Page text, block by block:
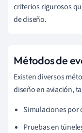
criterios rigurosos
de diseño.
Métodos de
Existen diversos
diseño en aviación,
Simulaciones por
Pruebas en